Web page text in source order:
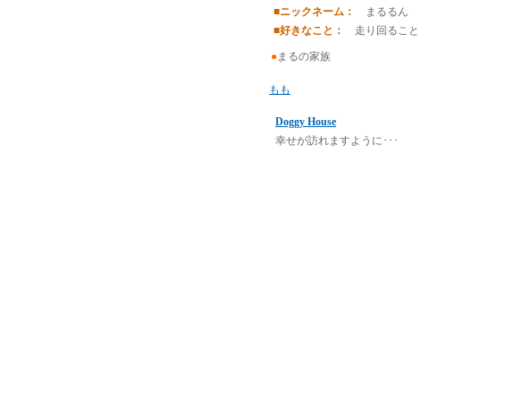
■ニックネーム：
まるるん
■好きなこと： 走り回ること
●まるの家族
もも
Doggy House
幸せが訪れますように･･･